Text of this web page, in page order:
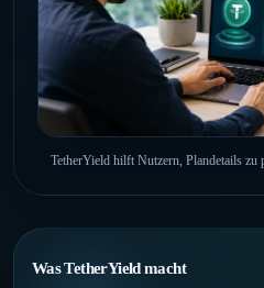
TetherYield hilft Nutzern, Plandetails zu
Was TetherYield macht